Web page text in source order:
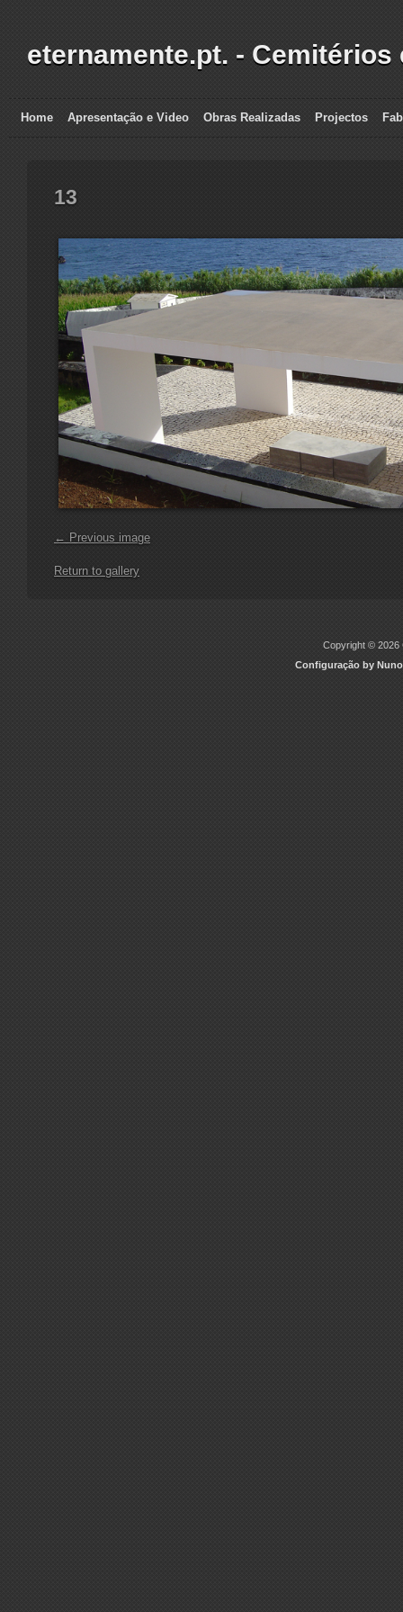
eternamente.pt. - Cemitérios
Home Apresentação e Video Obras Realizadas Projectos
13
← Previous image
Return to gallery
Copyright © 2026
Configuração by